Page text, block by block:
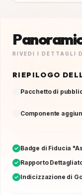
RIVEDI I DETTAGLI
RIEPILOGO
Pacchetto di
Componente
Badge di Fiducia
Rapporto
Indicizzazione di